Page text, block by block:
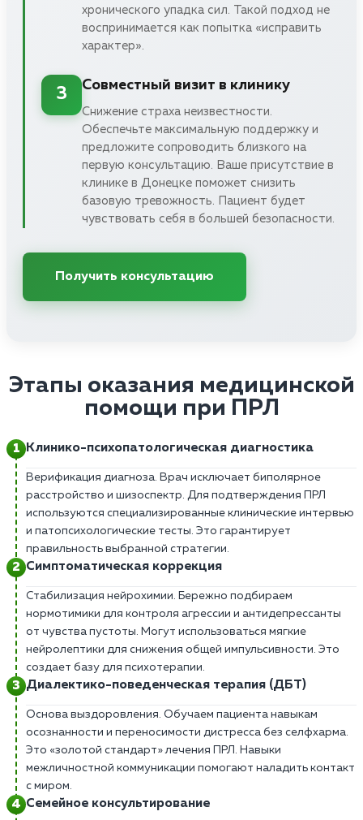
хронического упадка сил. Такой подход не
воспринимается как попытка «исправить
характер».
3
Совместный визит в клинику
Снижение страха неизвестности.
Обеспечьте максимальную поддержку и
предложите сопроводить близкого на
первую консультацию. Ваше присутствие в
клинике в Донецке поможет снизить
базовую тревожность. Пациент будет
чувствовать себя в большей безопасности.
Получить консультацию
Этапы оказания медицинской
помощи при ПРЛ
Клинико-психопатологическая диагностика
Верификация диагноза. Врач исключает биполярное
расстройство и шизоспектр. Для подтверждения ПРЛ
используются специализированные клинические интервью
и патопсихологические тесты. Это гарантирует
правильность выбранной стратегии.
Симптоматическая коррекция
Стабилизация нейрохимии. Бережно подбираем
нормотимики для контроля агрессии и антидепрессанты
от чувства пустоты. Могут использоваться мягкие
нейролептики для снижения общей импульсивности. Это
создает базу для психотерапии.
Диалектико-поведенческая терапия (ДБТ)
Основа выздоровления. Обучаем пациента навыкам
осознанности и переносимости дистресса без селфхарма.
Это «золотой стандарт» лечения ПРЛ. Навыки
межличностной коммуникации помогают наладить контакт
с миром.
Семейное консультирование